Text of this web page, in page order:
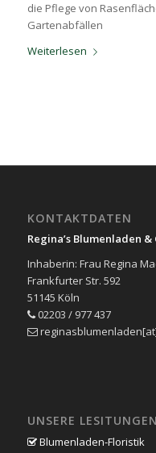
die Pflege von
Gartenabfällen
Weiterlesen
KONTAKTDATEN
Regina’s Blumenladen
Inhaberin: Frau Regina
Frankfurter Str. 592
51145 Köln
02203 / 977 437
UNSERE LESITUNGEN
Blumenladen-Floristik